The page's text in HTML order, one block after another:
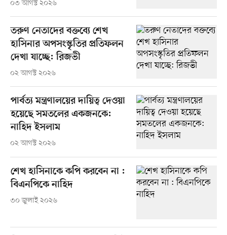
০৩ আগস্ট ২০২৬
তরুণ নেতাদের বক্তব্যে শেখ
হাসিনার অপসংস্কৃতির প্রতিফলন
দেখা যাচ্ছে: রিজভী
০২ আগস্ট ২০২৬
পার্বত্য মন্ত্রণালয়ের দায়িত্ব দেওয়া
হয়েছে সমতলের একজনকে:
নাহিদ ইসলাম
০২ আগস্ট ২০২৬
শেখ হাসিনাকে কপি করবেন না :
বিএনপিকে নাহিদ
৩০ জুলাই ২০২৬